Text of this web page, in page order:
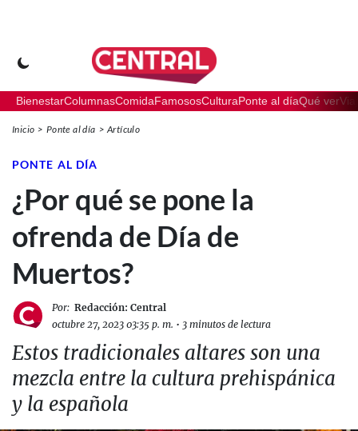
BienestarColumnasComidaFamososCulturaPonte al díaQué ver
Inicio Ponte al día Artículo
PONTE AL DÍA
¿Por qué se pone la
ofrenda de Día de
Muertos?
Por: Redacción: Central
octubre 27, 2023 03:35 p. m. • 3 minutos de lectura
Estos tradicionales altares son una
mezcla entre la cultura prehispánica
y la española